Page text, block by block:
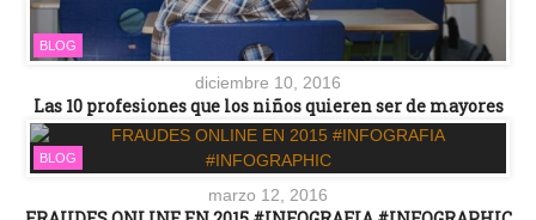
BLOG
diciembre 10, 2016
Las 10 profesiones que los niños quieren ser de mayores
BLOG
marzo 12, 2016